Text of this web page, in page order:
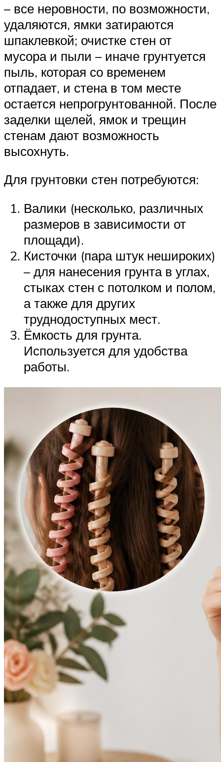
– все неровности, по возможности,
удаляются, ямки затираются
шпаклевкой; очистке стен от
мусора и пыли – иначе грунтуется
пыль, которая со временем
отпадает, и стена в том месте
остается непрогрунтованной. После
заделки щелей, ямок и трещин
стенам дают возможность
высохнуть.
Для грунтовки стен потребуются:
Валики (несколько, различных
размеров в зависимости от
площади).
Кисточки (пара штук нешироких)
– для нанесения грунта в углах,
стыках стен с потолком и полом,
а также для других
труднодоступных мест.
Ёмкость для грунта.
Используется для удобства
работы.